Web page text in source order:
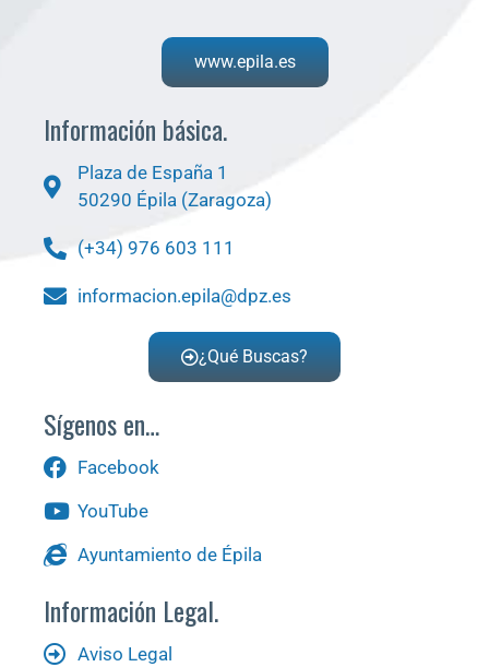
www.epila.es
Información básica.
Plaza de España 1
50290 Épila (Zaragoza)
(+34) 976 603 111
informacion.epila@dpz.es
¿Qué Buscas?
Sígenos en…
Facebook
YouTube
Ayuntamiento de Épila
Información Legal.
Aviso Legal